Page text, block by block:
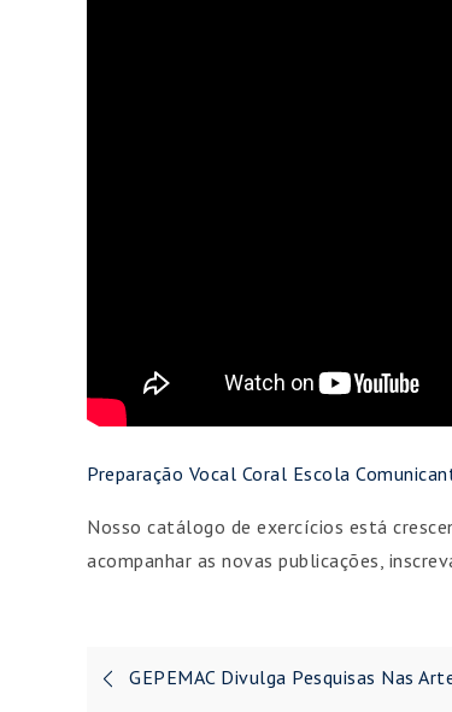
Preparação Vocal Coral Escola
Nosso catálogo de exercícios está
acompanhar as novas publicações,
Navegação
GEPEMAC Divulga Pesquisas Nas